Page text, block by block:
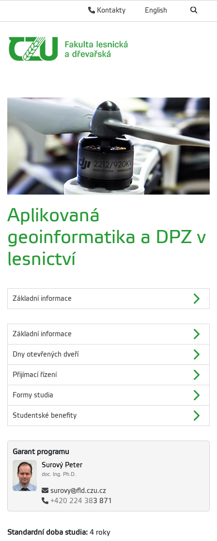
English
Kontakty
Aplikovaná
geoinformatika a DPZ v
lesnictví
Základní informace
Základní informace
Dny otevřených dveří
Přijímací řízení
Formy studia
Studentské benefity
Garant programu
Surový Peter
doc. Ing. Ph.D.
surovy@fld.czu.cz
+420 224 383 871
Standardní doba studia: 4 roky